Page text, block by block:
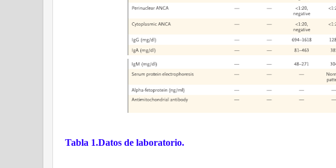
Tabla 1.Datos de laboratorio.